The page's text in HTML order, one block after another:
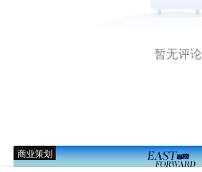
暂无评论
商业策划